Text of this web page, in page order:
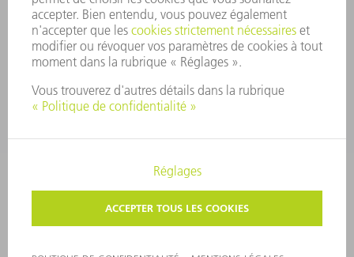
SOCIAL ET SOCIÉTÉ
GESTION D'ENTREPRISE
PROTECTION DES DONNÉES PERSONNELLES
COPYRIGHT ET DROIT DES MARQUES
CONDITIONS GÉNÉRALES
PARAMÈTRES VIE PRIVÉE